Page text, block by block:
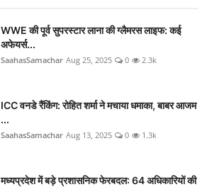
WWE की पूर्व सुपरस्टार लाना की ग्लैमरस लाइफ: कई
अफेयर्स...
SaahasSamachar Aug 25, 2025 0 2.3k
ICC वनडे रैंकिंग: रोहित शर्मा ने मचाया धमाका, बाबर आजम
...
SaahasSamachar Aug 13, 2025 0 1.3k
मध्यप्रदेश में बड़े प्रशासनिक फेरबदल: 64 अधिकारियों की